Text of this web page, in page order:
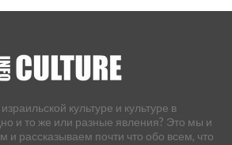
культуре и культуре в
и то же или разные явления? Это мы и
и рассказываем почти что обо всем, что